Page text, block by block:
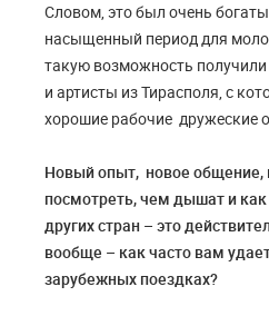
Словом, это был очень
насыщенный период для
такую возможность
и артисты из Тирасполя, с
хорошие рабочие дружеские
Новый опыт, новое общение,
посмотреть, чем дышат и
других стран – это
вообще – как часто вам
зарубежных поездках?